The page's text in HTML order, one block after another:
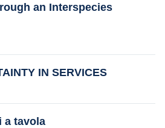
an Interspecies
IN SERVICES
a tavola